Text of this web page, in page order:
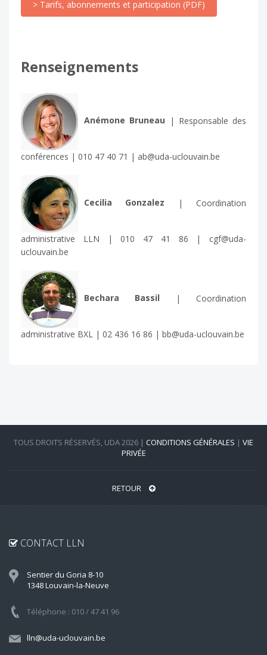
> Tarifs, abonnements et participation (PDF)
Renseignements
Anémone Bruneau | Responsable des
conférences | 010 47 40 71 | ab@uda-uclouvain.be
Cecilia Gonzalez | Coordination
administrative LLN | 010 47 41 86 | cgf@uda-
uclouvain.be
Bechara Bassil | Coordination
administrative BXL | 02 436 16 86 | bb@uda-uclouvain.be
TOUS DROITS RÉSERVÉS, UDA 2026 | CONDITIONS GÉNÉRALES | VIE
PRIVÉE
RETOUR
CONTACT LLN
Sentier du Goria 8-10
1348 Louvain-la-Neuve
Téléphone : 010 / 47 41 96
lln@uda-uclouvain.be